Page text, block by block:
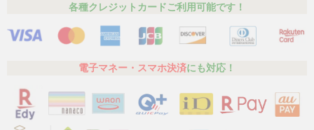
各種クレジットカードご利用可能です！
電子マネー・スマホ決済にも対応！